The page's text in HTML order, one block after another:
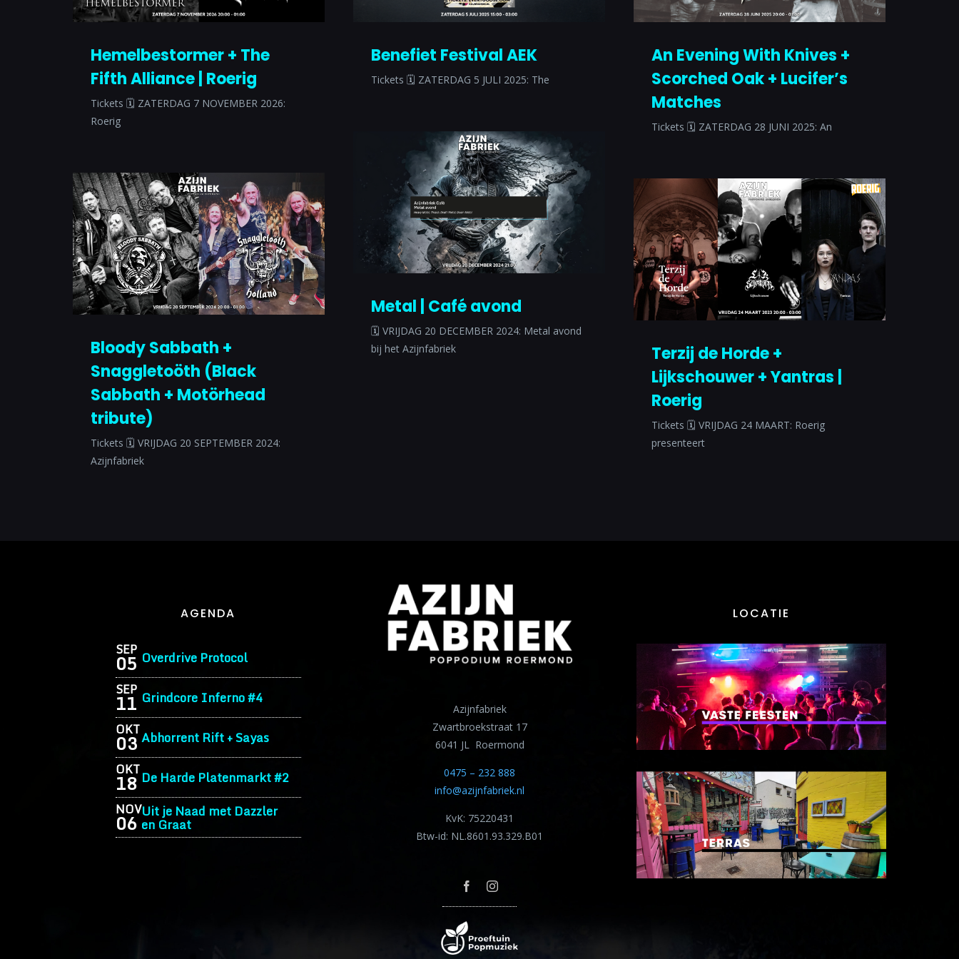
Hemelbestormer + The
Fifth Alliance | Roerig
Tickets 🗓 ZATERDAG 7 NOVEMBER 2026:
Roerig
Benefiet Festival AEK
Tickets 🗓 ZATERDAG 5 JULI 2025: The
An Evening With Knives +
Scorched Oak + Lucifer’s
Matches
Tickets 🗓 ZATERDAG 28 JUNI 2025: An
Metal | Café avond
🗓 VRIJDAG 20 DECEMBER 2024: Metal avond
bij het Azijnfabriek
Bloody Sabbath +
Snaggletoöth (Black
Sabbath + Motörhead
tribute)
Tickets 🗓 VRIJDAG 20 SEPTEMBER 2024:
Azijnfabriek
Terzij de Horde +
Lijkschouwer + Yantras |
Roerig
Tickets 🗓 VRIJDAG 24 MAART: Roerig
presenteert
AGENDA
SEP
05 Overdrive Protocol
SEP
11 Grindcore Inferno #4
OKT
03 Abhorrent Rift + Sayas
OKT
18 De Harde Platenmarkt #2
NOV
06 Uit je Naad met Dazzler
en Graat
Azijnfabriek
Zwartbroekstraat 17
6041 JL Roermond
0475 – 232 888
info@azijnfabriek.nl
KvK: 75220431
Btw-id: NL.8601.93.329.B01
LOCATIE